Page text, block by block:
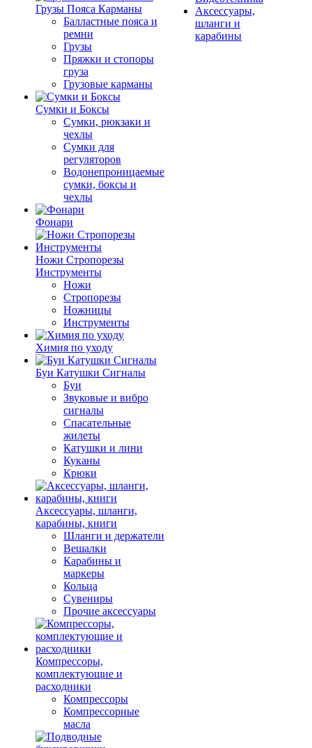
Грузы Пояса Карманы
Балластные пояса и
ремни
Грузы
Пряжки и стопоры
груза
Грузовые карманы
Сумки и Боксы
Сумки, рюкзаки и
чехлы
Сумки для
регуляторов
Водонепроницаемые
сумки, боксы и
чехлы
Фонари
Ножи Стропорезы
Инструменты
Ножи
Стропорезы
Ножницы
Инструменты
Химия по уходу
Буи Катушки Сигналы
Буи
Звуковые и вибро
сигналы
Спасательные
жилеты
Катушки и лини
Куканы
Крюки
Аксессуары, шланги,
карабины, книги
Шланги и держатели
Вешалки
Карабины и
маркеры
Кольца
Сувениры
Прочие аксессуары
Компрессоры,
комплектующие и
расходники
Компрессоры
Компрессорные
масла
Аксессуары,
шланги и
карабины